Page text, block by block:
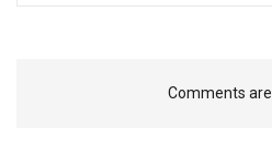
Comments are